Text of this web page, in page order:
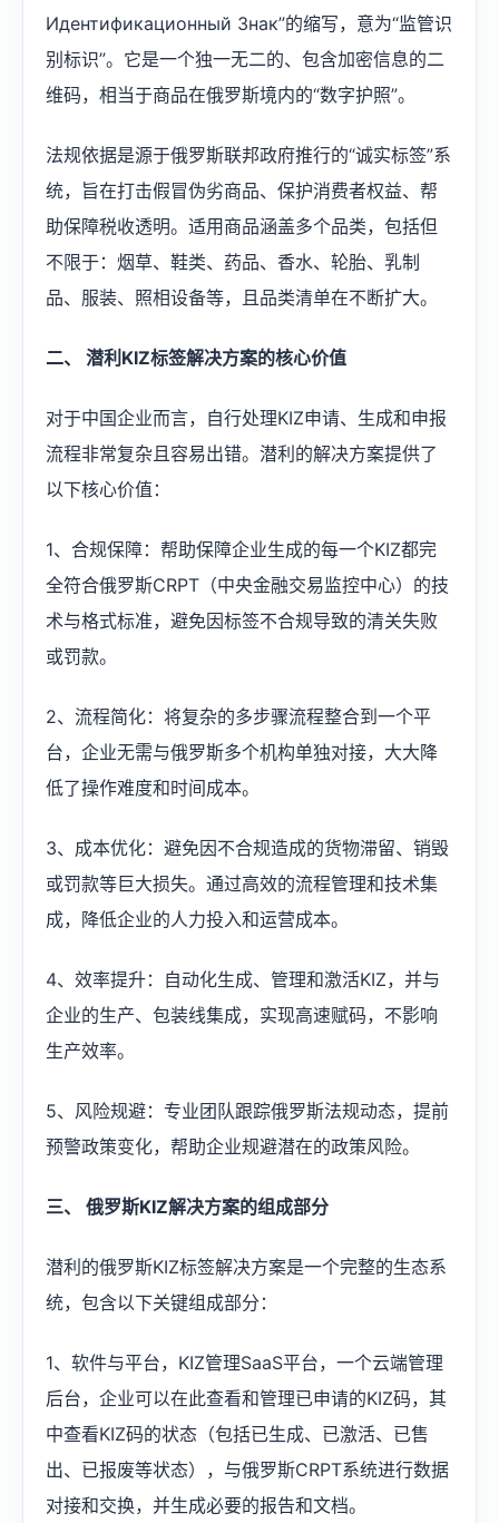
Идентификационный Знак”的缩写，意为“监管识
别标识”。它是一个独一无二的、包含加密信息的二
维码，相当于商品在俄罗斯境内的“数字护照”。
法规依据是源于俄罗斯联邦政府推行的“诚实标签”系
统，旨在打击假冒伪劣商品、保护消费者权益、帮
助保障税收透明。适用商品涵盖多个品类，包括但
不限于：烟草、鞋类、药品、香水、轮胎、乳制
品、服装、照相设备等，且品类清单在不断扩大。
二、 潜利KIZ标签解决方案的核心价值
对于中国企业而言，自行处理KIZ申请、生成和申报
流程非常复杂且容易出错。潜利的解决方案提供了
以下核心价值：
1、合规保障：帮助保障企业生成的每一个KIZ都完
全符合俄罗斯CRPT（中央金融交易监控中心）的技
术与格式标准，避免因标签不合规导致的清关失败
或罚款。
2、流程简化：将复杂的多步骤流程整合到一个平
台，企业无需与俄罗斯多个机构单独对接，大大降
低了操作难度和时间成本。
3、成本优化：避免因不合规造成的货物滞留、销毁
或罚款等巨大损失。通过高效的流程管理和技术集
成，降低企业的人力投入和运营成本。
4、效率提升：自动化生成、管理和激活KIZ，并与
企业的生产、包装线集成，实现高速赋码，不影响
生产效率。
5、风险规避：专业团队跟踪俄罗斯法规动态，提前
预警政策变化，帮助企业规避潜在的政策风险。
三、 俄罗斯KIZ解决方案的组成部分
潜利的俄罗斯KIZ标签解决方案是一个完整的生态系
统，包含以下关键组成部分：
1、软件与平台，KIZ管理SaaS平台，一个云端管理
后台，企业可以在此查看和管理已申请的KIZ码，其
中查看KIZ码的状态（包括已生成、已激活、已售
出、已报废等状态），与俄罗斯CRPT系统进行数据
对接和交换，并生成必要的报告和文档。